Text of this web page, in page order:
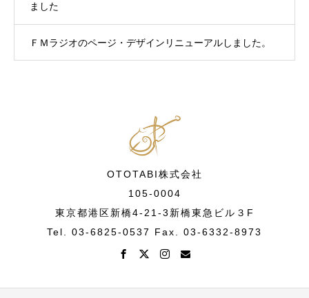
ました
ＦＭラジオのページ・デザインリニューアルしました。
OTOTABI株式会社
105-0004
東京都港区新橋4-21-3新橋東急ビル３F
Tel. 03-6825-0537 Fax. 03-6332-8973